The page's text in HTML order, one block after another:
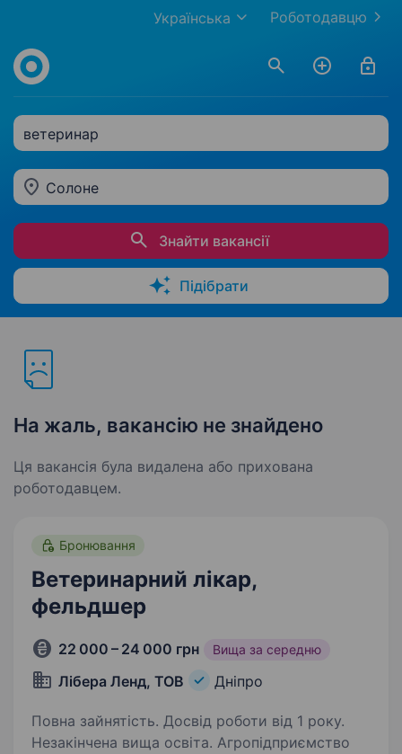
Роботодавцю
Українська
ветеринар
Солоне
Знайти вакансії
Підібрати
На жаль, вакансію не знайдено
Ця вакансія була видалена або прихована
роботодавцем.
Бронювання
Ветеринарний лікар,
фельдшер
22 000 – 24 000 грн Вища за середню
Лібера Ленд, ТОВ Дніпро
Повна зайнятість. Досвід роботи від 1 року.
Незакінчена вища освіта. Агропідприємство